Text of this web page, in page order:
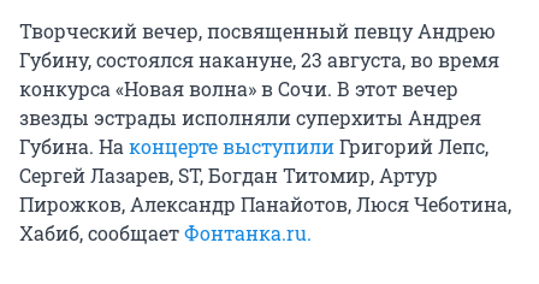
Творческий вечер, посвященный певцу Андрею
Губину, состоялся накануне, 23 августа, во время
конкурса «Новая волна» в Сочи. В этот вечер
звезды эстрады исполняли суперхиты Андрея
Губина. Наконцерте выступилиГригорий Лепс,
Сергей Лазарев, ST, Богдан Титомир, Артур
Пирожков, Александр Панайотов, Люся Чеботина,
Хабиб, сообщаетФонтанка.ru.